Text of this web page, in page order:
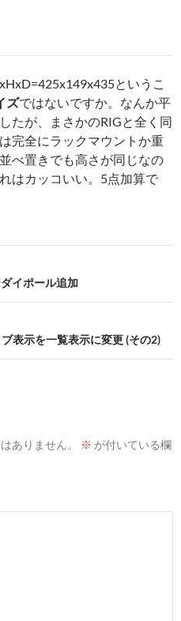
というこ
ズではないですか。なんか平
たが、まさかのRIGと全く同
完全にラックマウントか重
べ置きでも高さが同じなの
はカッコいい。5点加算で
イポール追加
表示を一覧表示に変更 (その2)
ありません。 ※ が付いている欄